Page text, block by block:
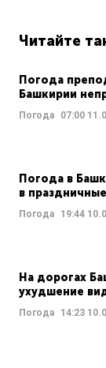
Читайте
Погода
Башкирии
Погода 07:00
Погода в
в
Погода 19:44
На дорогах
ухудшение
Погода 14:23